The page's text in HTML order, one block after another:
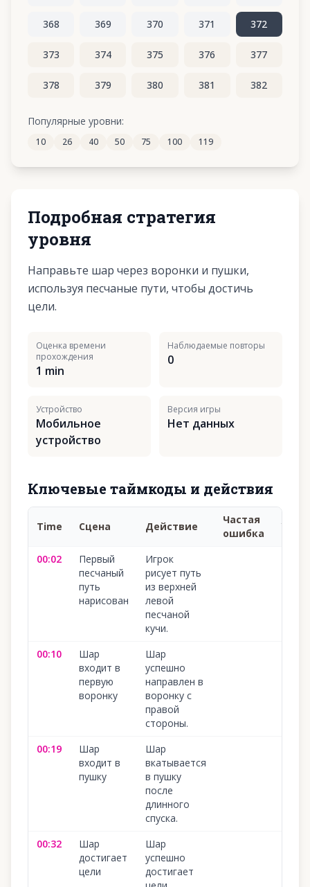
368 369 370 371 372
373 374 375 376 377
378 379 380 381 382
388 389 390 391
Популярные уровни:
10 26 40 50 75 100 119
Подробная стратегия
уровня
Направьте шар через воронки и пушки,
используя песчаные пути, чтобы достичь
цели.
Оценка времени
прохождения
1 min
Наблюдаемые повторы
0
Устройство
Мобильное
устройство
Версия игры
Нет данных
Ключевые таймкоды и действия
Time Сцена Действие
Частая
ошибка
00:02
Первый
песчаный
путь
нарисован
Игрок
рисует путь
из верхней
левой
песчаной
кучи.
00:10
Шар
входит в
первую
воронку
Шар
успешно
направлен в
воронку с
правой
стороны.
00:19
Шар
входит в
пушку
Шар
вкатывается
в пушку
после
длинного
спуска.
00:32
Шар
достигает
цели
Шар
успешно
достигает